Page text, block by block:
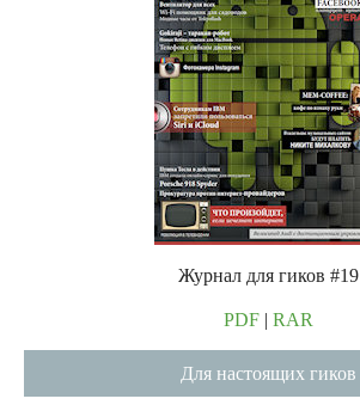
Журнал для гиков #19
PDF| RAR
Для настоящих гиков